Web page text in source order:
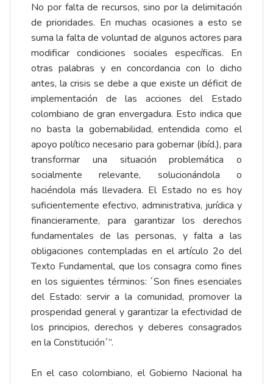
No por falta de recursos, sino por la delimitación
de prioridades. En muchas ocasiones a esto se
suma la falta de voluntad de algunos actores para
modificar condiciones sociales específicas. En
otras palabras y en concordancia con lo dicho
antes, la crisis se debe a que existe un déficit de
implementación de las acciones del Estado
colombiano de gran envergadura. Esto indica que
no basta la gobernabilidad, entendida como el
apoyo político necesario para gobernar (ibíd.), para
transformar una situación problemática o
socialmente relevante, solucionándola o
haciéndola más llevadera. El Estado no es hoy
suficientemente efectivo, administrativa, jurídica y
financieramente, para garantizar los derechos
fundamentales de las personas, y falta a las
obligaciones contempladas en el artículo 2o del
Texto Fundamental, que los consagra como fines
en los siguientes términos: ´Son fines esenciales
del Estado: servir a la comunidad, promover la
prosperidad general y garantizar la efectividad de
los principios, derechos y deberes consagrados
en la Constitución´”.
En el caso colombiano, el Gobierno Nacional ha